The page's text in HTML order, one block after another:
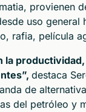
provienen
uso
rafia, película
la
destaca
de
del petróleo y